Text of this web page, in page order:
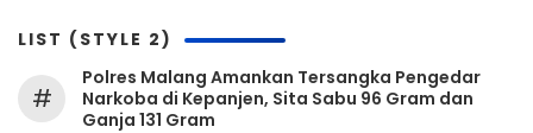
LIST (STYLE 2)
#
Polres Malang Amankan Tersangka Pengedar
Narkoba di Kepanjen, Sita Sabu 96 Gram dan
Ganja 131 Gram